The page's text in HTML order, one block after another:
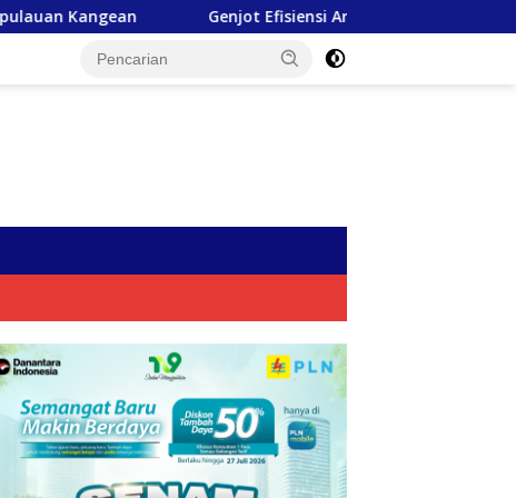
Genjot Efisiensi Arus Logistik Nasional, PT Terminal Teluk